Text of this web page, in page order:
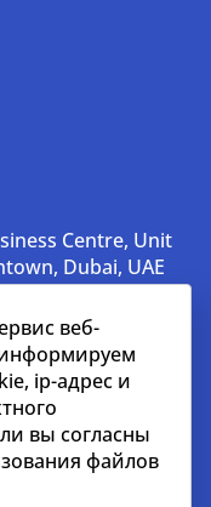
Centre, Unit
Dubai, UAE
носит
веб-
ip-адрес и
вы согласны
файлов